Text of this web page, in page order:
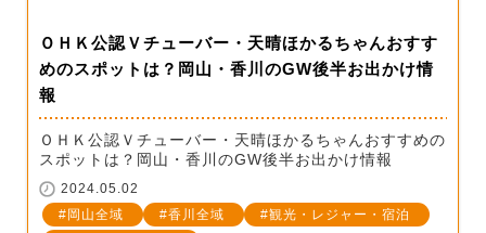
ＯＨＫ公認Ｖチューバー・天晴ほかるちゃんおすす
めのスポットは？岡山・香川のGW後半お出かけ情
報
ＯＨＫ公認Ｖチューバー・天晴ほかるちゃんおすすめの
スポットは？岡山・香川のGW後半お出かけ情報
2024.05.02
岡山全域
香川全域
観光・レジャー・宿泊